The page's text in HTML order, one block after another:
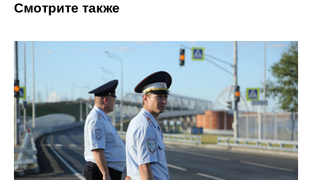
Смотрите также